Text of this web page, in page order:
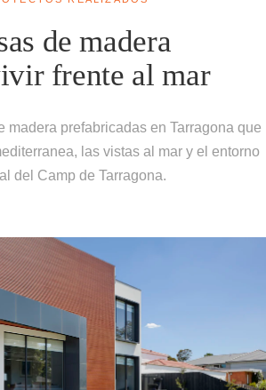
de madera
frente al mar
madera prefabricadas en Tarragona que
las vistas al mar y el entorno
del Camp de Tarragona.